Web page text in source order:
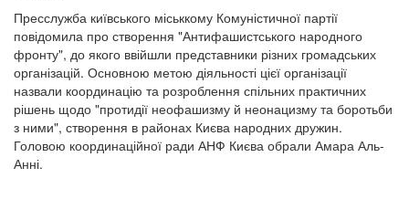
Пресслужба київського міськкому Комуністичної партії
повідомила про створення "Антифашистського народного
фронту", до якого ввійшли представники різних громадських
організацій. Основною метою діяльності цієї організації
назвали координацію та розроблення спільних практичних
рішень щодо "протидії неофашизму й неонацизму та боротьби
з ними", створення в районах Києва народних дружин.
Головою координаційної ради АНФ Києва обрали Амара Аль-
Анні.